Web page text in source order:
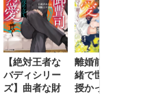
【絶対王者な
バディシリー
ズ】曲者な財
離婚前夜に内
緒で世継ぎを
授かったら～